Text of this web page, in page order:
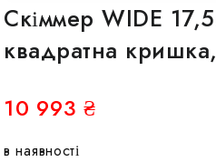
Скіммер WIDE
квадратна
10 993 ₴
в наявності